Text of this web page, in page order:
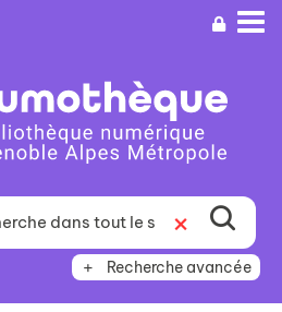
Recherche avancée